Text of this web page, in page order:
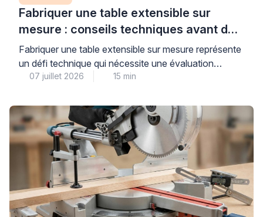
Fabriquer une table extensible sur
mesure : conseils techniques avant de
se lancer
Fabriquer une table extensible sur mesure représente
un défi technique qui nécessite une évaluation
précise des contraintes mécaniques, en particulier
résistance structurelle de l’ensemble. Au-delà de
l’apparente simplicité d’une table rectangulaire
classique, l’ajout d’un mécanisme d’extension
soulève des questions concrètes de centre de
gravité, de charge admissible […]
07 juillet 2026 15 min